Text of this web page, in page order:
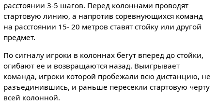
расстоянии 3-5 шагов. Перед колоннами проводят
стартовую линию, а напротив соревнующихся команд
на расстоянии 15- 20 метров ставят стойку или другой
предмет.
По сигналу игроки в колоннах бегут вперед до стойки,
огибают ее и возвращаются назад. Выигрывает
команда, игроки которой пробежали всю дистанцию, не
разъединившись, и раньше пересекли стартовую черту
всей колонной.